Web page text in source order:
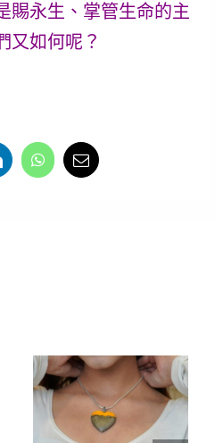
賜永生、掌管生命的主
又如何呢？